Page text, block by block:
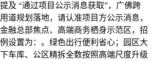
及 “通过项目公示消息获取”，广佛跨
道规划落地，请认准项目方公示消息，
融总部焦点、高端商务栖身示范区，招
设置为：。绿色出行便利省心；园区大
车库、公区精拆全数按照高端尺度升级